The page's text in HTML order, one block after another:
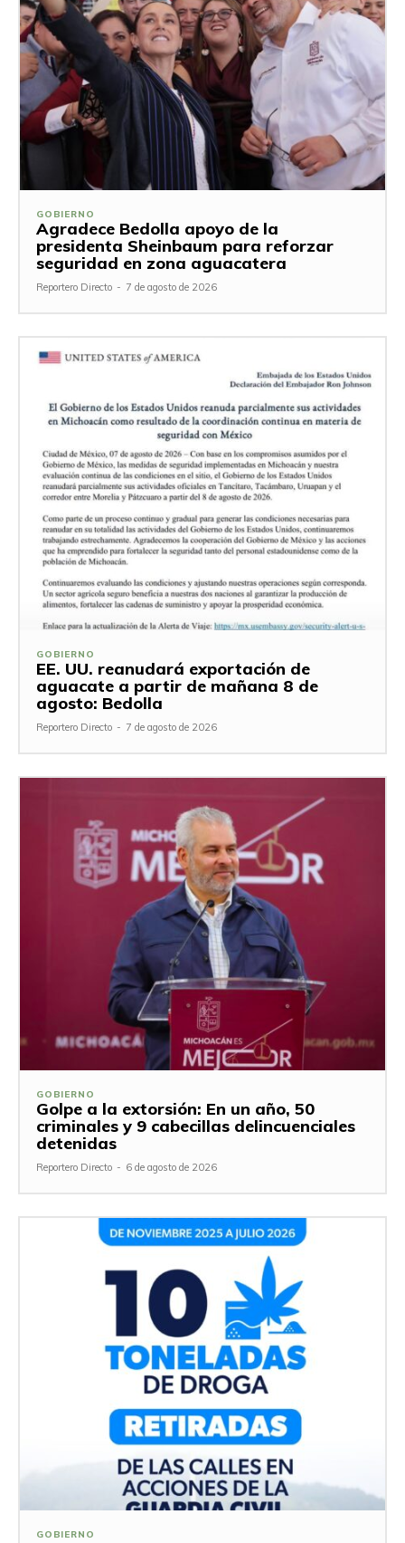
GOBIERNO
Agradece Bedolla apoyo de la
presidenta Sheinbaum para reforzar
seguridad en zona aguacatera
Reportero Directo - 7 de agosto de 2026
GOBIERNO
EE. UU. reanudará exportación de
aguacate a partir de mañana 8 de
agosto: Bedolla
Reportero Directo - 7 de agosto de 2026
GOBIERNO
Golpe a la extorsión: En un año, 50
criminales y 9 cabecillas delincuenciales
detenidas
Reportero Directo - 6 de agosto de 2026
GOBIERNO